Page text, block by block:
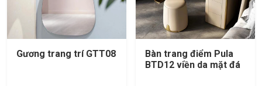
Gương trang trí GTT08
Bàn trang điểm Pula
BTD12 viền da mặt đá